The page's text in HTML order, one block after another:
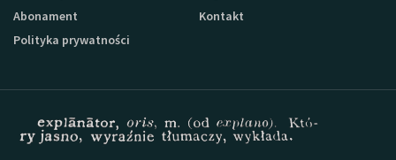
Abonament
Kontakt
Polityka prywatności